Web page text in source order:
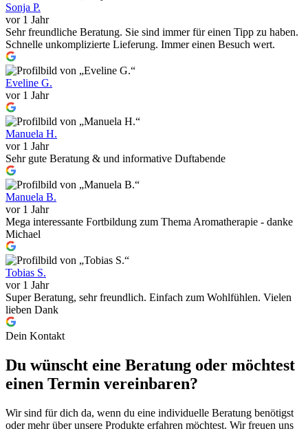
Sonja P.
vor 1 Jahr
Sehr freundliche Beratung. Sie sind immer für einen Tipp zu haben.
Schnelle unkomplizierte Lieferung. Immer einen Besuch wert.
Eveline G.
vor 1 Jahr
Manuela H.
vor 1 Jahr
Sehr gute Beratung & und informative Duftabende
Manuela B.
vor 1 Jahr
Mega interessante Fortbildung zum Thema Aromatherapie - danke
Michael
Tobias S.
vor 1 Jahr
Super Beratung, sehr freundlich. Einfach zum Wohlfühlen. Vielen
lieben Dank
Dein Kontakt
Du wünscht eine Beratung oder möchtest
einen Termin vereinbaren?
Wir sind für dich da, wenn du eine individuelle Beratung benötigst
oder mehr über unsere Produkte erfahren möchtest. Wir freuen uns